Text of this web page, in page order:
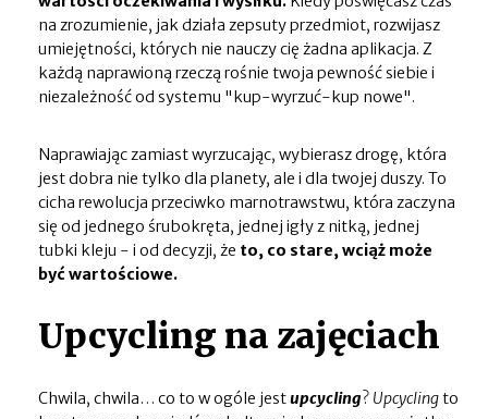
na zrozumienie, jak działa zepsuty przedmiot, rozwijasz
umiejętności, których nie nauczy cię żadna aplikacja. Z
każdą naprawioną rzeczą rośnie twoja pewność siebie i
niezależność od systemu "kup-wyrzuć-kup nowe".
Naprawiając zamiast wyrzucając, wybierasz drogę, która
jest dobra nie tylko dla planety, ale i dla twojej duszy. To
cicha rewolucja przeciwko marnotrawstwu, która zaczyna
się od jednego śrubokręta, jednej igły z nitką, jednej
tubki kleju - i od decyzji, że to, co stare, wciąż może
być wartościowe.
Upcycling na zajęciach
Chwila, chwila… co to w ogóle jestupcycling? Upcyclingto